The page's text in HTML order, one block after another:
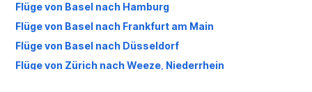
Flüge von Basel nach Hamburg
Flüge von Basel nach Frankfurt am Main
Flüge von Basel nach Düsseldorf
Flüge von Zürich nach Weeze, Niederrhein